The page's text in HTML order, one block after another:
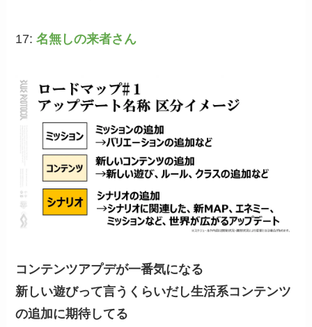
17:名無しの来者さん
コンテンツアプデが一番気になる
新しい遊びって言うくらいだし生活系コンテンツ
の追加に期待してる